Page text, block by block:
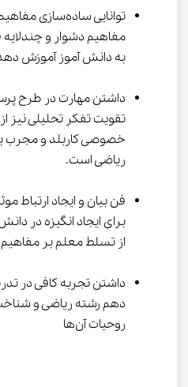
توانایی
مفاهیم دشوار و چندلایه
به دانش آموز آموزش
خصوصی کاربلد و مجرب
ریاضی است.
فن بیان و ایجاد ارتباط
برای ایجاد انگیزه در
از تسلط معلم بر مفاهیم
داشتن تجربه کافی در
روحیات آن‌ها